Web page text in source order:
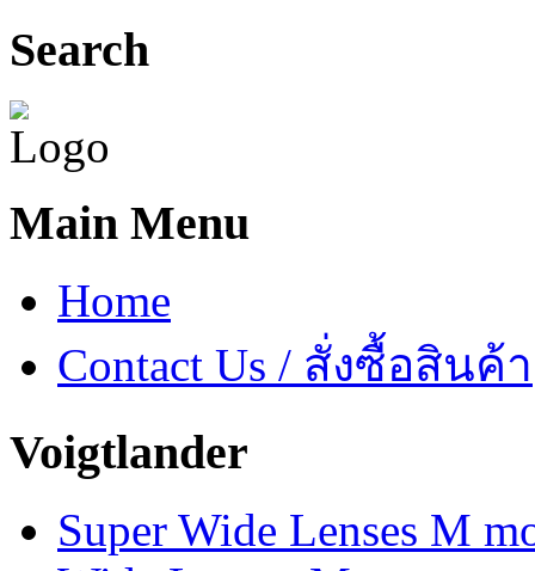
Search
Main Menu
Home
Contact Us / สั่งซื้อสินค้า
Voigtlander
Super Wide Lenses M